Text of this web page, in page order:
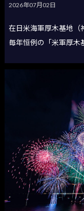
2026年07月02日
在日米海軍厚木基地（
毎年恒例の「米軍厚木